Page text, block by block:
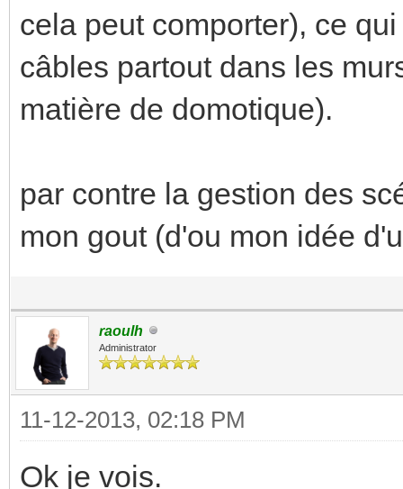
cela peut comporter), ce
câbles partout dans les
matière de domotique).
par contre la gestion des
mon gout (d'ou mon idée
raoulh
Administrator
11-12-2013, 02:18 PM
Ok je vois.